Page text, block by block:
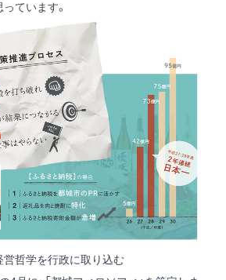
ています。
哲学を行政に取り込む